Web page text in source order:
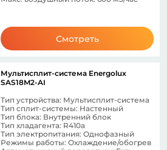
Смотреть
Мультисплит-система Energolux
SAS18M2-AI
Тип устройства: Мультисплит-система
Тип сплит-системы: Настенный
Тип блока: Внутренний блок
Тип хладагента: R410a
Тип электропитания: Однофазный
Режимы работы: Охлаждение/обогрев